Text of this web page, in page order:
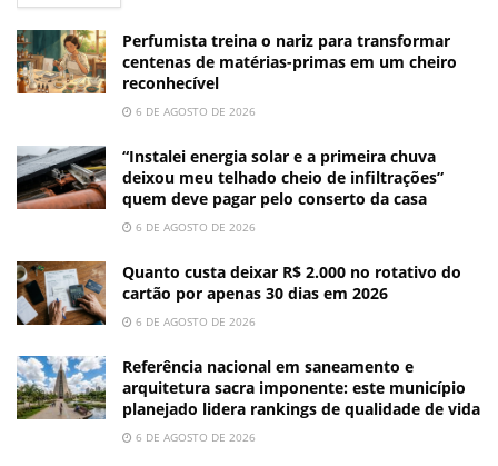
Perfumista treina o nariz para transformar
centenas de matérias-primas em um cheiro
reconhecível
6 DE AGOSTO DE 2026
“Instalei energia solar e a primeira chuva
deixou meu telhado cheio de infiltrações”
quem deve pagar pelo conserto da casa
6 DE AGOSTO DE 2026
Quanto custa deixar R$ 2.000 no rotativo do
cartão por apenas 30 dias em 2026
6 DE AGOSTO DE 2026
Referência nacional em saneamento e
arquitetura sacra imponente: este município
planejado lidera rankings de qualidade de vida
6 DE AGOSTO DE 2026